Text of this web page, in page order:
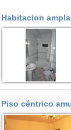
Habitacion
Piso céntrico